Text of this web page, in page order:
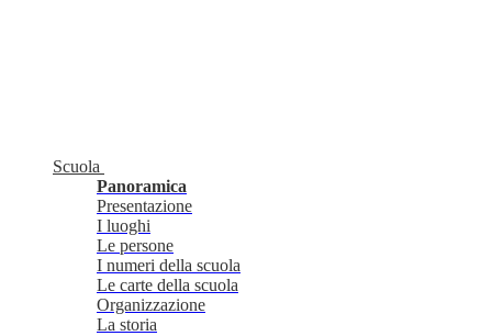
Scuola
Panoramica
Presentazione
I luoghi
Le persone
I numeri della scuola
Le carte della scuola
Organizzazione
La storia